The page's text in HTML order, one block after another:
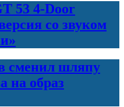
53 4-Door
со звуком
сменил шляпу
на образ